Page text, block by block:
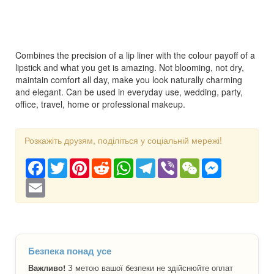
Combines the precision of a lip liner with the colour payoff of a
lipstick and what you get is amazing. Not blooming, not dry,
maintain comfort all day, make you look naturally charming
and elegant. Can be used in everyday use, wedding, party,
office, travel, home or professional makeup.
Розкажіть друзям, поділіться у соціальній мережі!
Facebook
TwitterPinterestRedditWhatsAppTelegram
Viber WeChat
Безпека понад усе
Важливо! З метою вашої безпеки не здійснюйте оплат